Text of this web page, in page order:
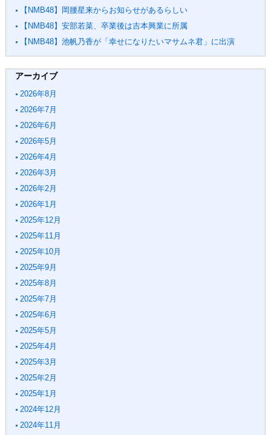
【NMB48】岡腰星来からお知らせがあるらしい
【NMB48】安部若菜、卒業後は吉本興業に所属
【NMB48】池帆乃香が「幸せになりたいマサムネ君」に出演
アーカイブ
2026年8月
2026年7月
2026年6月
2026年5月
2026年4月
2026年3月
2026年2月
2026年1月
2025年12月
2025年11月
2025年10月
2025年9月
2025年8月
2025年7月
2025年6月
2025年5月
2025年4月
2025年3月
2025年2月
2025年1月
2024年12月
2024年11月